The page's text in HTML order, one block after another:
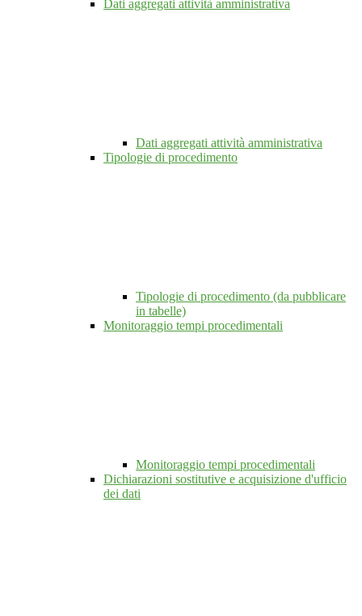
Dati aggregati attività amministrativa
Dati aggregati attività amministrativa
Tipologie di procedimento
Tipologie di procedimento (da pubblicare
in tabelle)
Monitoraggio tempi procedimentali
Monitoraggio tempi procedimentali
Dichiarazioni sostitutive e acquisizione d'ufficio
dei dati